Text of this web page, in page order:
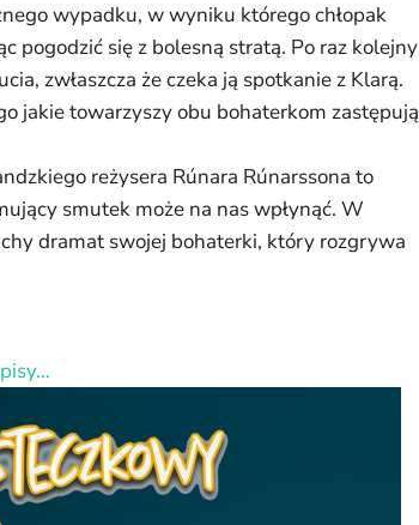
wypadku, w wyniku którego chłopak
pogodzić się z bolesną stratą. Po raz kolejny
zwłaszcza że czeka ją spotkanie z Klarą.
jakie towarzyszy obu bohaterkom zastępują
reżysera Rúnara Rúnarssona to
smutek może na nas wpłynąć. W
dramat swojej bohaterki, który rozgrywa